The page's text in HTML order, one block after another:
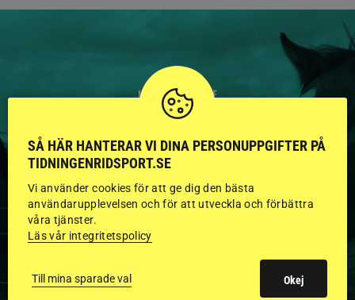
HINGSTAR ONLINE
GODKÄNDA HINGSTAR I
FLERA KATEGORIER MED
BILDER OCH FAKTA
SÅ HÄR HANTERAR VI DINA PERSONUPPGIFTER PÅ
TIDNINGENRIDSPORT.SE
Vi använder cookies för att ge dig den bästa
användarupplevelsen och för att utveckla och förbättra
våra tjänster.
Läs vår integritetspolicy
Till mina sparade val Okej